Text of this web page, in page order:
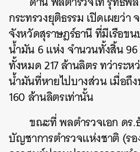
กระทรวงยุติธรรม เปิดเผยว่
จังหวัดสุราษฎร์ธานี ที่มีเรือข
น้ำมัน 6 แห่ง จำนวนทั้งสิ้น
ทั้งหมด 217 ล้านลิตร ทว่าระ
น้ำมันที่หายไปบางส่วน เมื่อถึ
160 ล้านลิตรเท่านั้น
ขณะที่ พลตำรวจเอก ดร
บัญชาการตำรวจแห่งชาติ (ร